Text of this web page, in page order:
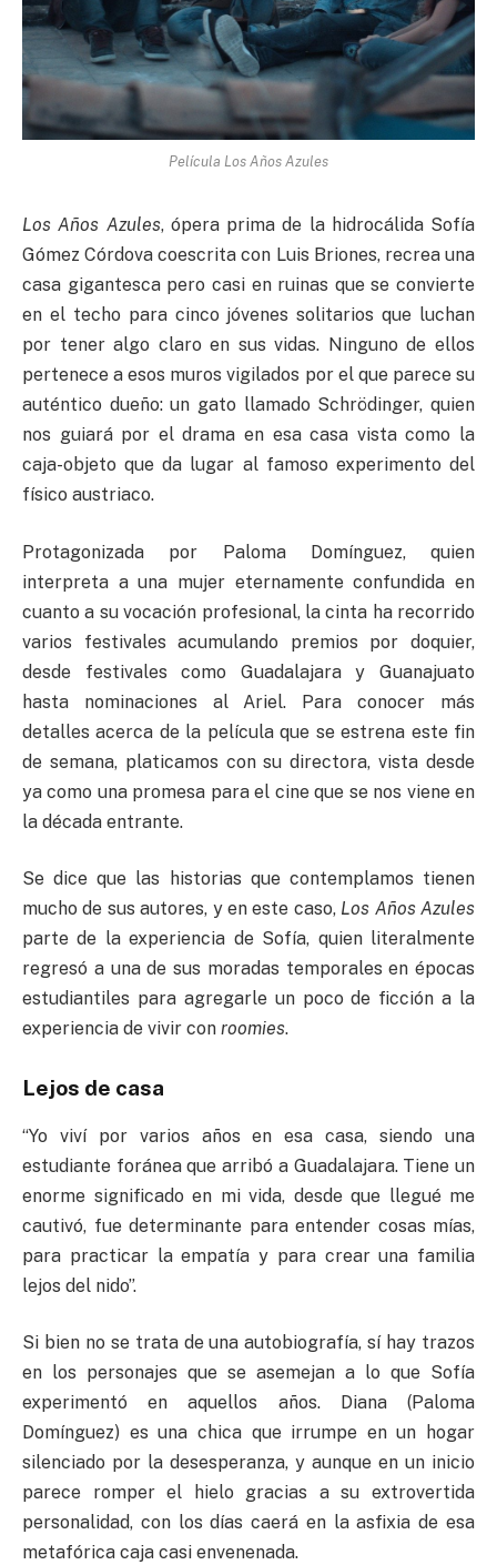
Película Los Años Azules
Los Años Azules, ópera prima de la hidrocálida Sofía
Gómez Córdova coescrita con Luis Briones, recrea una
casa gigantesca pero casi en ruinas que se convierte
en el techo para cinco jóvenes solitarios que luchan
por tener algo claro en sus vidas. Ninguno de ellos
pertenece a esos muros vigilados por el que parece su
auténtico dueño: un gato llamado Schrödinger, quien
nos guiará por el drama en esa casa vista como la
caja-objeto que da lugar al famoso experimento del
físico austriaco.
Protagonizada por Paloma Domínguez, quien
interpreta a una mujer eternamente confundida en
cuanto a su vocación profesional, la cinta ha recorrido
varios festivales acumulando premios por doquier,
desde festivales como Guadalajara y Guanajuato
hasta nominaciones al Ariel. Para conocer más
detalles acerca de la película que se estrena este fin
de semana, platicamos con su directora, vista desde
ya como una promesa para el cine que se nos viene en
la década entrante.
Se dice que las historias que contemplamos tienen
mucho de sus autores, y en este caso, Los Años Azules
parte de la experiencia de Sofía, quien literalmente
regresó a una de sus moradas temporales en épocas
estudiantiles para agregarle un poco de ficción a la
experiencia de vivir con roomies.
Lejos de casa
“Yo viví por varios años en esa casa, siendo una
estudiante foránea que arribó a Guadalajara. Tiene un
enorme significado en mi vida, desde que llegué me
cautivó, fue determinante para entender cosas mías,
para practicar la empatía y para crear una familia
lejos del nido”.
Si bien no se trata de una autobiografía, sí hay trazos
en los personajes que se asemejan a lo que Sofía
experimentó en aquellos años. Diana (Paloma
Domínguez) es una chica que irrumpe en un hogar
silenciado por la desesperanza, y aunque en un inicio
parece romper el hielo gracias a su extrovertida
personalidad, con los días caerá en la asfixia de esa
metafórica caja casi envenenada.